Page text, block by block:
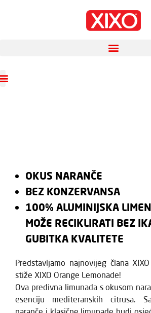
OKUS NARANČE
BEZ KONZERVANSA
100% ALUMINIJSKA
MOŽE RECIKLIRATI BEZ
GUBITKA KVALITETE
Predstavljamo najnovijeg člana
stiže XIXO Orange Lemonade!
Ova predivna limunada s okusom
esenciju mediteranskih citrusa.